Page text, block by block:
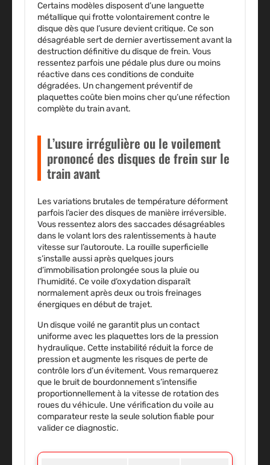
Certains modèles disposent d’une languette
métallique qui frotte volontairement contre le
disque dès que l’usure devient critique. Ce son
désagréable sert de dernier avertissement avant la
destruction définitive du disque de frein. Vous
ressentez parfois une pédale plus dure ou moins
réactive dans ces conditions de conduite
dégradées. Un changement préventif de
plaquettes coûte bien moins cher qu’une réfection
complète du train avant.
L’usure irrégulière ou le voilement
prononcé des disques de frein sur le
train avant
Les variations brutales de température déforment
parfois l’acier des disques de manière irréversible.
Vous ressentez alors des saccades désagréables
dans le volant lors des ralentissements à haute
vitesse sur l’autoroute. La rouille superficielle
s’installe aussi après quelques jours
d’immobilisation prolongée sous la pluie ou
l’humidité. Ce voile d’oxydation disparaît
normalement après deux ou trois freinages
énergiques en début de trajet.
Un disque voilé ne garantit plus un contact
uniforme avec les plaquettes lors de la pression
hydraulique. Cette instabilité réduit la force de
pression et augmente les risques de perte de
contrôle lors d’un évitement. Vous remarquerez
que le bruit de bourdonnement s’intensifie
proportionnellement à la vitesse de rotation des
roues du véhicule. Une vérification du voile au
comparateur reste la seule solution fiable pour
valider ce diagnostic.